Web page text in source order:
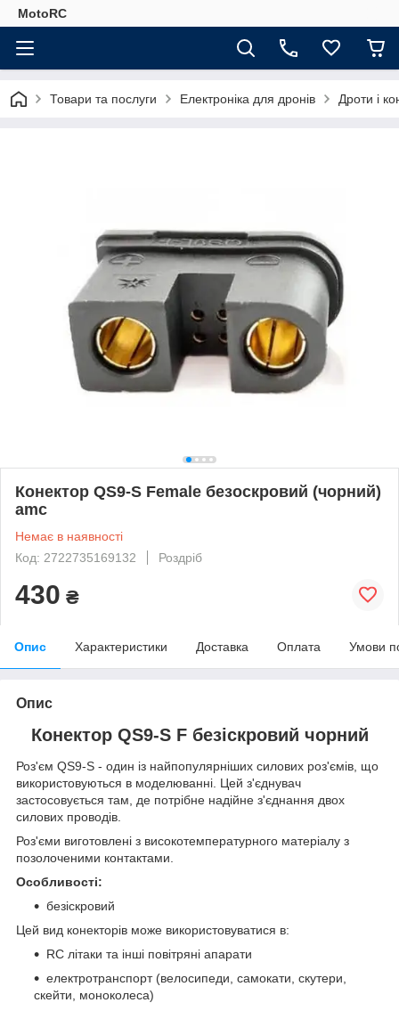
MotoRC
Товари та послуги Електроніка для дронів Дроти і
Конектор QS9-S Female безоскровий (чорний)
amc
Немає в наявності
Код: 2722735169132
Роздріб
430 ₴
Опис Характеристики Доставка Оплата Умови
Опис
Конектор QS9-S F безіскровий чорний
Роз'єм QS9-S - один із найпопулярніших силових роз'ємів, що
використовуються в моделюванні. Цей з'єднувач
застосовується там, де потрібне надійне з'єднання двох
силових проводів.
Роз'єми виготовлені з високотемпературного матеріалу з
позолоченими контактами.
Особливості:
безіскровий
Цей вид конекторів може використовуватися в:
RC літаки та інші повітряні апарати
електротранспорт (велосипеди, самокати, скутери,
скейти, моноколеса)